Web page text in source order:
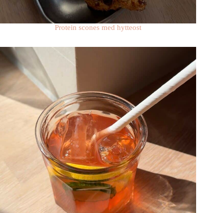
Protein scones med hytteost